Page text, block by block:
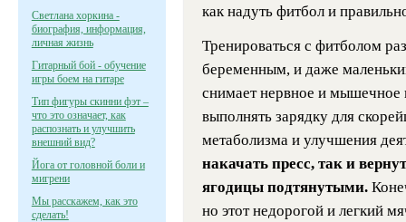
Светлана хоркина -
биография, информация,
личная жизнь
Гитарный бой - обучение
игры боем на гитаре
Тип фигуры скинни фэт –
что это означает, как
распознать и улучшить
внешний вид?
Йога от головной боли и
мигрени
Мы расскажем, как это
сделать!
как надуть фитбол и
Тренироваться с фитболом
беременным, и даже
снимает нервное и
выполнять зарядку для
метаболизма и улучшения
накачать пресс, так и
ягодицы подтянутыми.
но этот недорогой и легкий